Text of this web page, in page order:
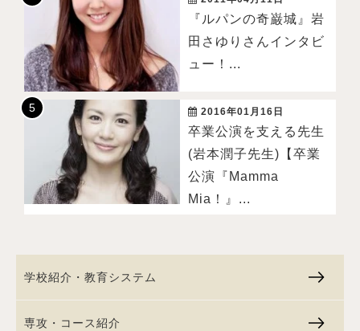
『ルパンの奇巌城』岩
田さゆりさんインタビ
ュー！...
2016年01月16日
卒業公演を支える先生
(岩本潤子先生)【卒業
公演『Mamma
Mia！』...
学校紹介・教育システム
専攻・コース紹介